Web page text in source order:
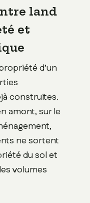
land
et
d’un
construites.
amont, sur le
ne sortent
du sol et
volumes